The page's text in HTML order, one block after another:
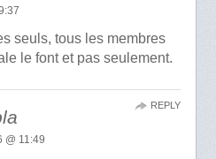
seuls, tous les membres
le font et pas seulement.
@ 11:49
REPLY